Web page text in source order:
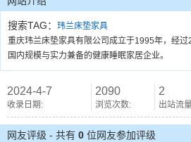
搜索TAG： 玮兰床垫家具
重庆玮兰床垫家具有限公司成立于1995年，经
国内规模与实力兼备的健康睡眠家居企业。
2024-4-7
收录日期:
2090
浏览次数:
2
出站流
网友评级 - 共有 0 位网友参加评级